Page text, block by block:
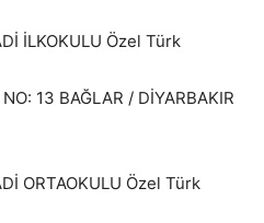
İLKOKULU Özel Türk
13 BAĞLAR / DİYARBAKIR
ORTAOKULU Özel Türk